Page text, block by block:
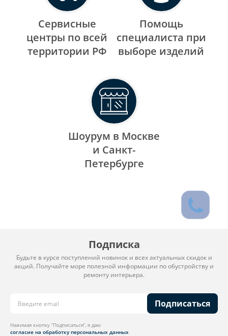
Сервисные
центры по всей
территории РФ
Помощь
специалиста при
выборе изделий
Шоурум в Москве
и Санкт-
Петербурге
Подписка
Будьте в курсе поступлений новинок и всех актуальных скидок и
акций. Получайте море полезной информации по обустройству и
ремонту интерьера.
Подписаться
Нажимая кнопку “Подписаться”, я даю
согласие на обработку персональных данных